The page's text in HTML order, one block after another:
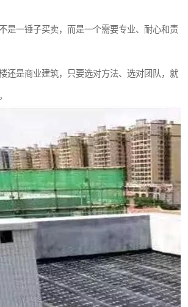
是一锤子买卖，而是一个需要专业、耐心和责
还是商业建筑，只要选对方法、选对团队，就